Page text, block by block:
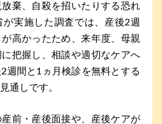
棄、自殺を招いたりする恐れ
実施した調査では、産後2週
高かったため、来年度、母親
把握し、相談や適切なケアへ
週間と1ヵ月検診を無料とする
通しです。
前・産後面接や、産後ケアが